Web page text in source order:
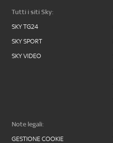
Tutti i siti Sky:
SKY TG24
SKY SPORT
SKY VIDEO
Note legali:
GESTIONE COOKIE